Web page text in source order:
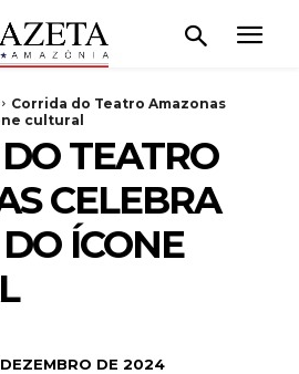
Corrida do Teatro Amazonas
cultural
TEATRO
CELEBRA
ÍCONE
DE 2024